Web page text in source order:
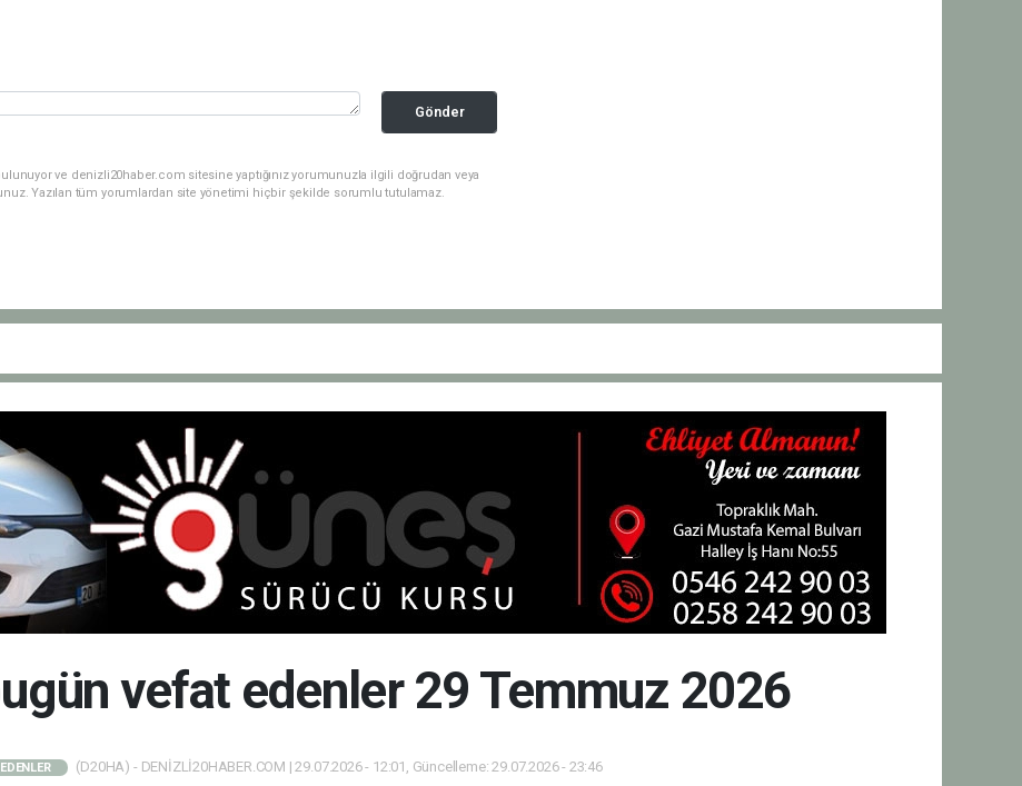
Gönder
ve denizli20haber.com sitesine yaptığınız yorumunuzla ilgili doğrudan veya
Yazılan tüm yorumlardan site yönetimi hiçbir şekilde sorumlu tutulamaz.
vefat edenler 29 Temmuz 2026
(D20HA) - DENİZLİ20HABER.COM | 29.07.2026 - 12:01, Güncelleme: 29.07.2026 - 23:46